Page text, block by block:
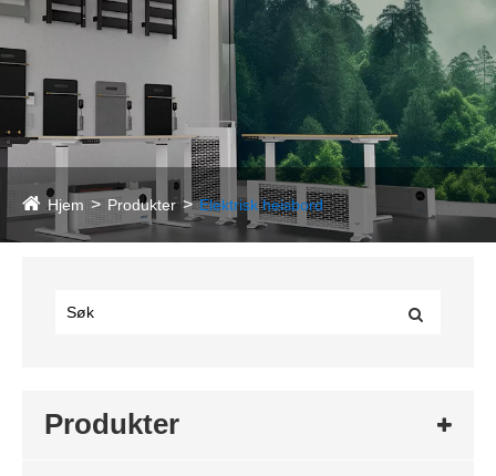
Hjem Produkter Elektrisk heisbord
Produkter